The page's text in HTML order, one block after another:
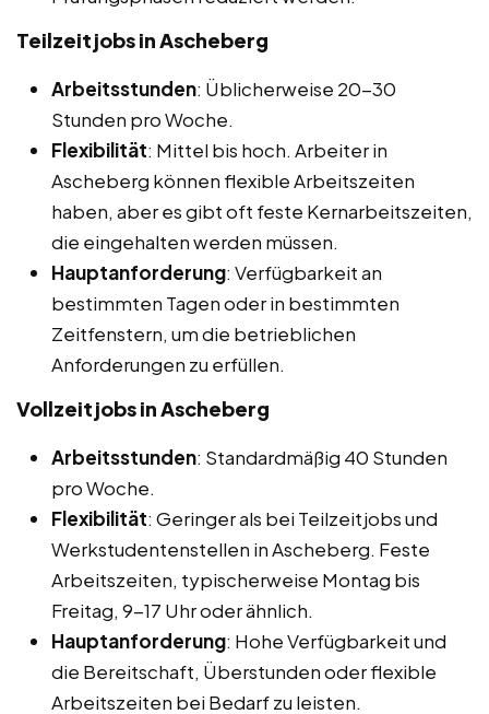
Teilzeitjobs in Ascheberg
Arbeitsstunden: Üblicherweise 20-30
Stunden pro Woche.
Flexibilität: Mittel bis hoch. Arbeiter in
Ascheberg können flexible Arbeitszeiten
haben, aber es gibt oft feste Kernarbeitszeiten,
die eingehalten werden müssen.
Hauptanforderung: Verfügbarkeit an
bestimmten Tagen oder in bestimmten
Zeitfenstern, um die betrieblichen
Anforderungen zu erfüllen.
Vollzeitjobs in Ascheberg
Arbeitsstunden: Standardmäßig 40 Stunden
pro Woche.
Flexibilität: Geringer als bei Teilzeitjobs und
Werkstudentenstellen in Ascheberg. Feste
Arbeitszeiten, typischerweise Montag bis
Freitag, 9-17 Uhr oder ähnlich.
Hauptanforderung: Hohe Verfügbarkeit und
die Bereitschaft, Überstunden oder flexible
Arbeitszeiten bei Bedarf zu leisten.